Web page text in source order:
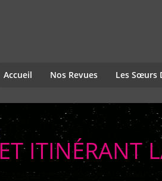
Accueil Nos Revues Les Sœurs
ITINÉRANT